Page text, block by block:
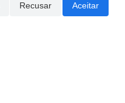
Recusar Aceitar